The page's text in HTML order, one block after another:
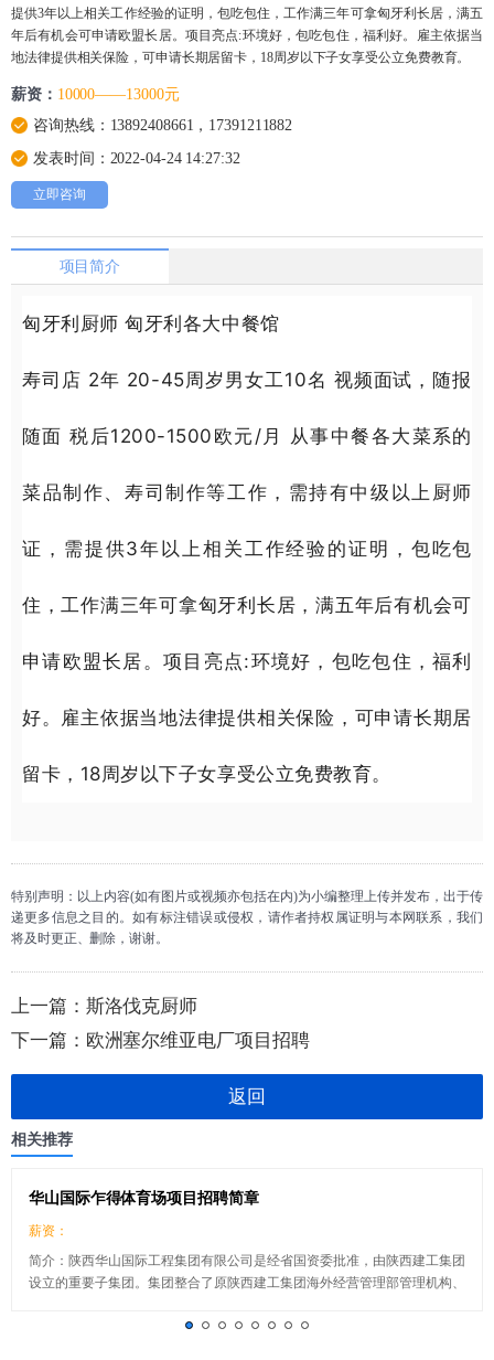
提供3年以上相关工作经验的证明，包吃包住，工作满三年可拿匈牙利长居，满五
年后有机会可申请欧盟长居。项目亮点:环境好，包吃包住，福利好。雇主依据当
地法律提供相关保险，可申请长期居留卡，18周岁以下子女享受公立免费教育。
薪资： 10000——13000元
咨询热线：13892408661，17391211882
发表时间：2022-04-24 14:27:32
立即咨询
项目简介
匈牙利厨师 匈牙利各大中餐馆
寿司店 2年 20-45周岁男女工10名 视频面试，随报
随面 税后1200-1500欧元/月 从事中餐各大菜系的
菜品制作、寿司制作等工作，需持有中级以上厨师
证，需提供3年以上相关工作经验的证明，包吃包
住，工作满三年可拿匈牙利长居，满五年后有机会可
申请欧盟长居。项目亮点:环境好，包吃包住，福利
好。雇主依据当地法律提供相关保险，可申请长期居
留卡，18周岁以下子女享受公立免费教育。
特别声明：以上内容(如有图片或视频亦包括在内)为小编整理上传并发布，出于传
递更多信息之目的。如有标注错误或侵权，请作者持权属证明与本网联系，我们
将及时更正、删除，谢谢。
上一篇： 斯洛伐克厨师
下一篇： 欧洲塞尔维亚电厂项目招聘
返回
相关推荐
华山国际乍得体育场项目招聘简章
薪资：
简介：陕西华山国际工程集团有限公司是经省国资委批准，由陕西建工集团
设立的重要子集团。集团整合了原陕西建工集团海外经营管理部管理机构、
位，经营范围包括国际工程承包、进出口贸易、海外地产开发等，是贯彻陕